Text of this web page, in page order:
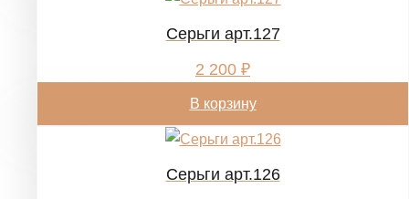
Cерьги арт.127
2 200 ₽
В корзину
Cерьги арт.126